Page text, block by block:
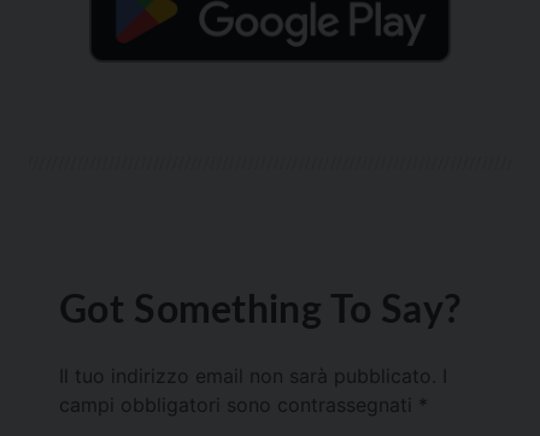
Got Something To Say?
Il tuo indirizzo email non sarà pubblicato.
campi obbligatori sono contrassegnati *